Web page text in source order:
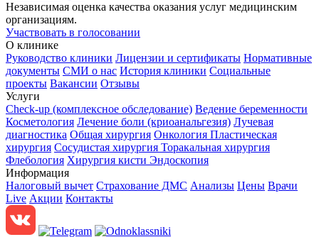
Независимая оценка качества оказания услуг медицинским
организациям.
Участвовать в голосовании
О клинике
Руководство клиники Лицензии и сертификаты Нормативные
документы СМИ о нас История клиники Социальные
проекты Вакансии Отзывы
Услуги
Check-up (комплексное обследование) Ведение беременности
Косметология Лечение боли (криоанальгезия) Лучевая
диагностика Общая хирургия Онкология Пластическая
хирургия Сосудистая хирургия Торакальная хирургия
Флебология Хирургия кисти Эндоскопия
Информация
Налоговый вычет Страхование ДМС Анализы Цены Врачи
Live Акции Контакты